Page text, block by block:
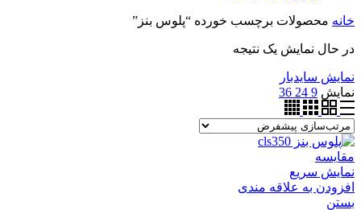
خانه محصولات برچسب خورده “پلوس بنز”
در حال نمایش یک نتیجه
نمایش سایدبار
نمایش 9
24
36
مقایسه
نمایش سریع
افزودن به علاقه مندی
بستن